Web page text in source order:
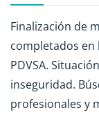
Finalización de
completados
PDVSA.
inseguridad.
profesionales y